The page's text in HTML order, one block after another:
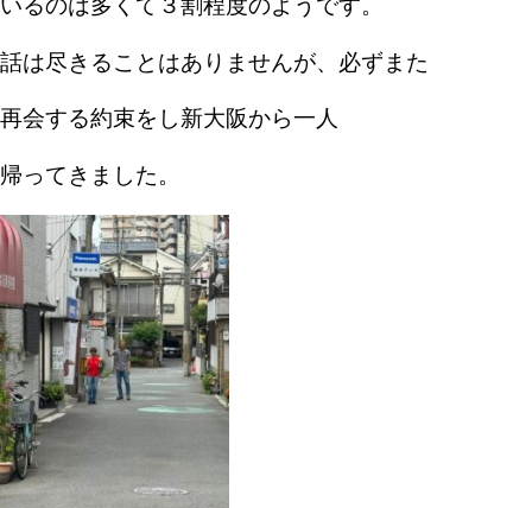
いるのは多くて３割程度のようです。
話は尽きることはありませんが、必ずまた
再会する約束をし新大阪から一人
帰ってきました。